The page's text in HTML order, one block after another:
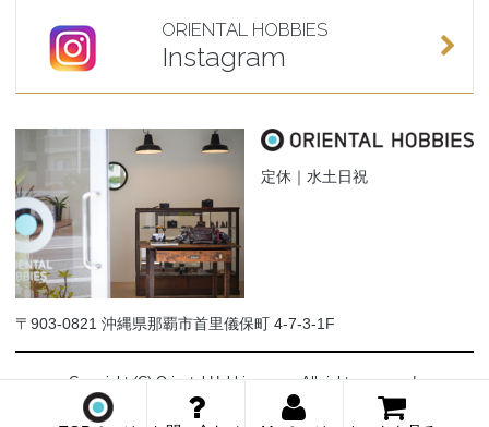
ORIENTAL HOBBIES
Instagram
定休｜水土日祝
〒903-0821 沖縄県那覇市首里儀保町 4-7-3-1F
Copyright (C) Oriental-Hobbies.com. All rights reserved.